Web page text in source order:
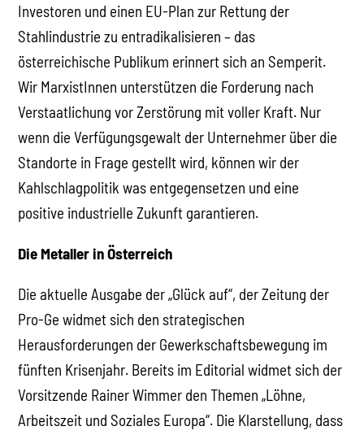
Investoren und einen EU-Plan zur Rettung der
Stahlindustrie zu entradikalisieren – das
österreichische Publikum erinnert sich an Semperit.
Wir MarxistInnen unterstützen die Forderung nach
Verstaatlichung vor Zerstörung mit voller Kraft. Nur
wenn die Verfügungsgewalt der Unternehmer über die
Standorte in Frage gestellt wird, können wir der
Kahlschlagpolitik was entgegensetzen und eine
positive industrielle Zukunft garantieren.
Die Metaller in Österreich
Die aktuelle Ausgabe der „Glück auf“, der Zeitung der
Pro-Ge widmet sich den strategischen
Herausforderungen der Gewerkschaftsbewegung im
fünften Krisenjahr. Bereits im Editorial widmet sich der
Vorsitzende Rainer Wimmer den Themen „Löhne,
Arbeitszeit und Soziales Europa“. Die Klarstellung, dass